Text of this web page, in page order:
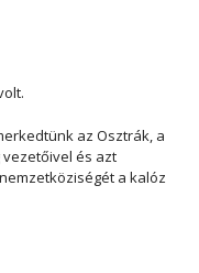
az Osztrák, a
és azt
a kalóz